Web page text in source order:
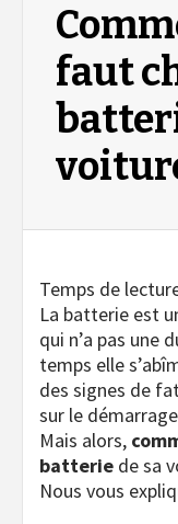
faut
Temps de
La batterie est
qui n’a pas une
temps elle
des signes de
sur le
Mais alors,
batterie de sa
Nous vous